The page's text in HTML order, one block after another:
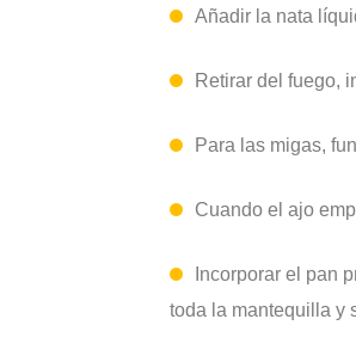
Añadir la nata
Retirar del fuego,
Para las migas,
Cuando el ajo
Incorporar el pan
toda la mantequilla y